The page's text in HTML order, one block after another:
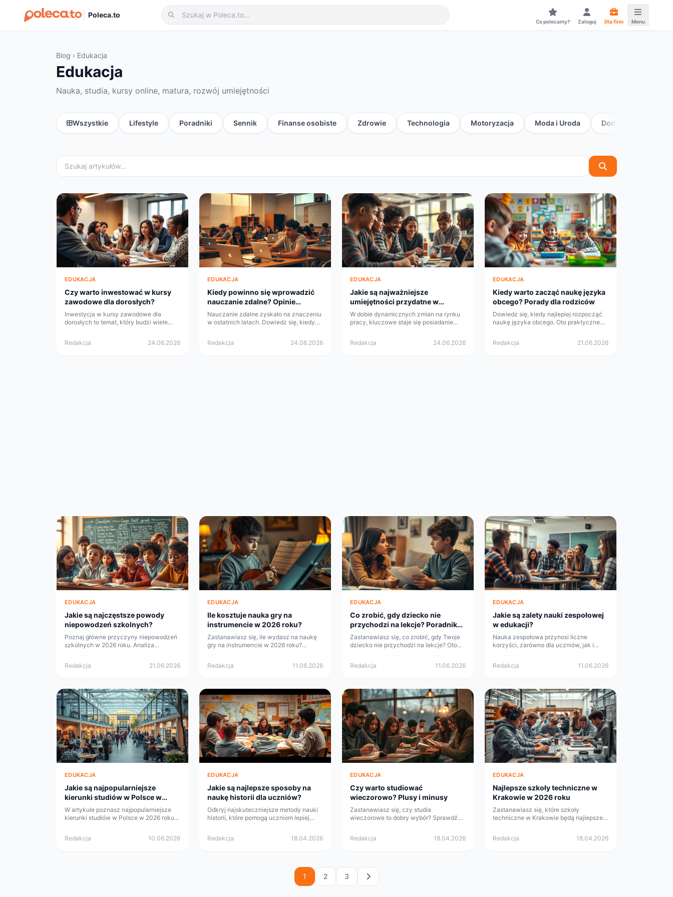
Poleca.to
Co polecamy? Zaloguj Dla firm Menu
Blog › Edukacja
Edukacja
Nauka, studia, kursy online, matura, rozwój umiejętności
Wszystkie Lifestyle Poradniki Sennik Finanse osobiste Zdrowie Technologia Motoryzacja Moda i Uroda Dom i Ogród
EDUKACJA
Czy warto inwestować w kursy
zawodowe dla dorosłych?
Inwestycja w kursy zawodowe dla
dorosłych to temat, który budzi wiele
finansowe. Z drugiej, wiąże się z
Redakcja 24.06.2026
EDUKACJA
Kiedy powinno się wprowadzić
nauczanie zdalne? Opinie
ekspertów
Nauczanie zdalne zyskało na znaczeniu
w ostatnich latach. Dowiedz się, kiedy
eksperci.
Redakcja 24.06.2026
EDUKACJA
Jakie są najważniejsze
umiejętności przydatne w
przyszłości dla uczniów?
W dobie dynamicznych zmian na rynku
pracy, kluczowe staje się posiadanie
uczniów w przyszłości.
Redakcja 24.06.2026
EDUKACJA
Kiedy warto zacząć naukę języka
obcego? Porady dla rodziców
Dowiedz się, kiedy najlepiej rozpocząć
naukę języka obcego. Oto praktyczne
Redakcja 21.06.2026
EDUKACJA
Jakie są najczęstsze powody
niepowodzeń szkolnych?
Poznaj główne przyczyny niepowodzeń
szkolnych w 2026 roku. Analiza
Dowiedz się, jak można temu zaradzić.
Redakcja 21.06.2026
EDUKACJA
Ile kosztuje nauka gry na
instrumencie w 2026 roku?
Zastanawiasz się, ile wydasz na naukę
gry na instrumencie w 2026 roku?
decyzji.
Redakcja 11.06.2026
EDUKACJA
Co zrobić, gdy dziecko nie
przychodzi na lekcje? Poradnik
dla rodziców
Zastanawiasz się, co zrobić, gdy Twoje
dziecko nie przychodzi na lekcje? Oto
kroki.
Redakcja 11.06.2026
EDUKACJA
Jakie są zalety nauki zespołowej
w edukacji?
Nauka zespołowa przynosi liczne
korzyści, zarówno dla uczniów, jak i
oraz sposoby na efektywne
Redakcja 11.06.2026
EDUKACJA
Jakie są najpopularniejsze
kierunki studiów w Polsce w
2026 roku?
W artykule poznasz najpopularniejsze
kierunki studiów w Polsce w 2026 roku.
Redakcja 10.06.2026
EDUKACJA
Jakie są najlepsze sposoby na
naukę historii dla uczniów?
Odkryj najskuteczniejsze metody nauki
historii, które pomogą uczniom lepiej
angażują i motywują do nauki.
Redakcja 18.04.2026
EDUKACJA
Czy warto studiować
wieczorowo? Plusy i minusy
Zastanawiasz się, czy studia
wieczorowe to dobry wybór? Sprawdź
Redakcja 18.04.2026
EDUKACJA
Najlepsze szkoły techniczne w
Krakowie w 2026 roku
Zastanawiasz się, które szkoły
techniczne w Krakowie będą najlepsze
największym uznaniem!
Redakcja 18.04.2026
1 2 3